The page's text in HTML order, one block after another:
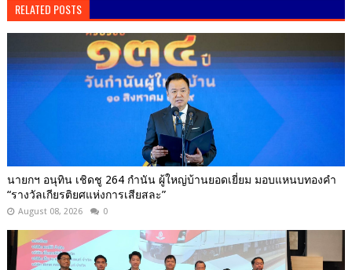
RELATED POSTS
นายกฯ อนุทิน เชิดชู 264 กำนัน ผู้ใหญ่บ้านยอดเยี่ยม มอบแหนบทองคำ
“รางวัลเกียรติยศแห่งการเสียสละ”
August 08, 2026 0